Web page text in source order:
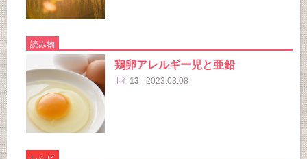
読み物
鶏卵アレルギー児と亜鉛
13 2023.03.08